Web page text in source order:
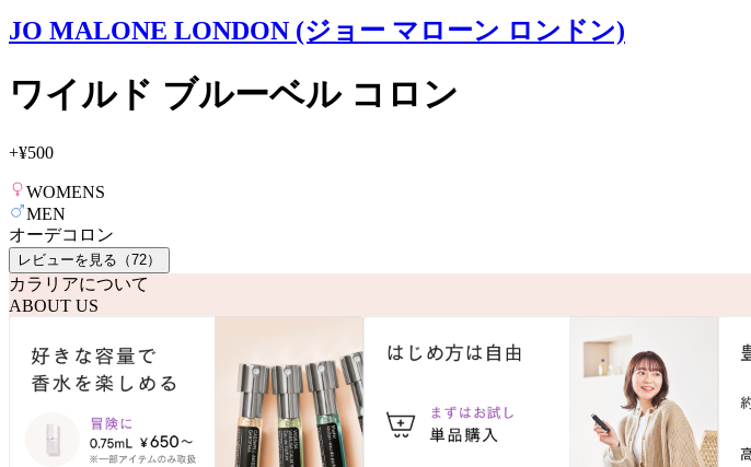
JO MALONE LONDON (ジョー マローン ロンドン)
ワイルド ブルーベル コロン
+¥500
WOMENS
MEN
オーデコロン
レビューを見る（72）
カラリアについて
ABOUT US